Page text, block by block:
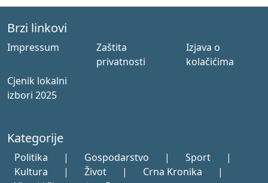
Brzi linkovi
Impressum
Zaštita
privatnosti
Izjava o
kolačićima
Cjenik lokalni
izbori 2025
Kategorije
Politika | Gospodarstvo | Sport
|
Kultura
| Život | Crna Kronika
|